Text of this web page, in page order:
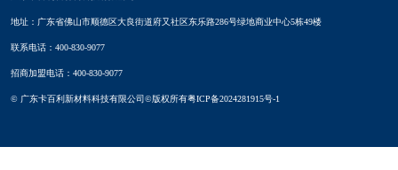
地址：广东省佛山市顺德区大良街道府又社区东乐路286号绿地商业中心5栋49楼
联系电话：400-830-9077
招商加盟电话：400-830-9077
© 广东卡百利新材料科技有限公司©版权所有粤ICP备2024281915号-1